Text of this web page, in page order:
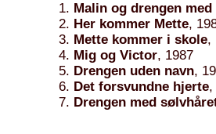
Malin og drengen med
Her kommer Mette,
Mette kommer i skole,
Mig og Victor, 1987
Drengen uden navn,
Det forsvundne hjerte,
Drengen med